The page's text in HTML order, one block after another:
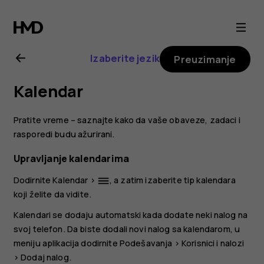
Nokia
6.2
uputstvo
za
korisnika
Izaberite jezik Preuzimanje
Kalendar
Pratite vreme – saznajte kako da vaše obaveze, zadaci i
rasporedi budu ažurirani.
Upravljanje kalendarima
DodirniteKalendar > dehaze, a zatim izaberite tip kalendara
koji želite da vidite.
Kalendari se dodaju automatski kada dodate neki nalog na
svoj telefon. Da biste dodali novi nalog sa kalendarom, u
meniju aplikacija dodirnite Podešavanja > Korisnici i nalozi
>Dodaj nalog.